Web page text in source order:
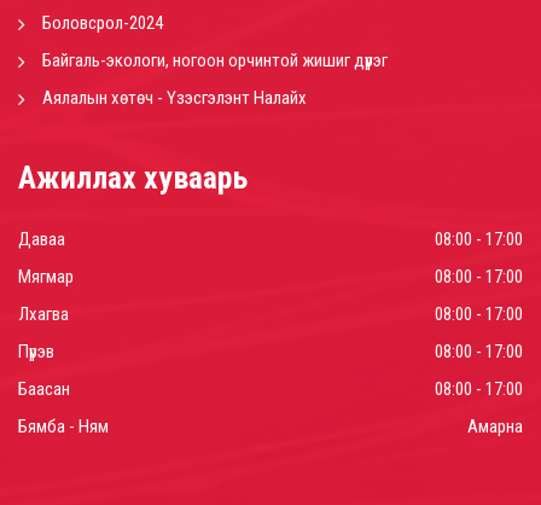
Боловсрол-2024
Байгаль-экологи, ногоон орчинтой жишиг дүүрэг
Аялалын хөтөч - Үзэсгэлэнт Налайх
Ажиллах хуваарь
Даваа
08:00 - 17:00
Мягмар
08:00 - 17:00
Лхагва
08:00 - 17:00
Пүрэв
08:00 - 17:00
Баасан
08:00 - 17:00
Бямба - Ням
Амарна